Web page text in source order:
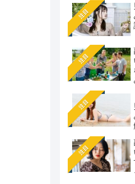
注目
注目
注目
注目